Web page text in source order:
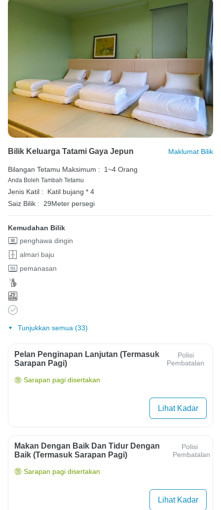
Bilik Keluarga Tatami Gaya Jepun Maklumat Bilik
Bilangan Tetamu Maksimum : 1~4 Orang
Anda Boleh Tambah Tetamu
Jenis Katil :
Katil bujang * 4
Saiz Bilik :
29Meter persegi
Kemudahan Bilik
penghawa dingin
almari baju
pemanasan
Tunjukkan semua (33)
Pelan Penginapan Lanjutan (termasuk
Sarapan Pagi)
Polisi
Pembatalan
Sarapan pagi disertakan
Lihat Kadar
Makan Dengan Baik Dan Tidur Dengan
Baik (termasuk Sarapan Pagi)
Polisi
Pembatalan
Sarapan pagi disertakan
Lihat Kadar